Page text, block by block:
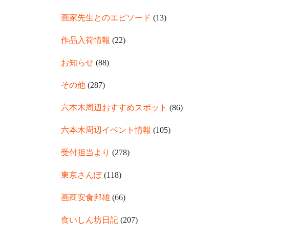
画家先生とのエピソード (13)
作品入荷情報 (22)
お知らせ (88)
その他 (287)
六本木周辺おすすめスポット (86)
六本木周辺イベント情報 (105)
受付担当より (278)
東京さんぽ(118)
画商安食邦雄 (66)
食いしん坊日記 (207)